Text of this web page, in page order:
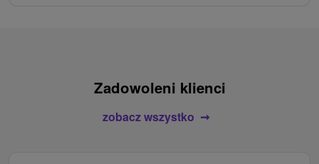
Zadowoleni klienci
zobacz wszystko